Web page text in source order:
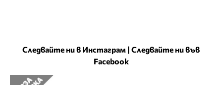
Следвайте ни в Инстаграм | Следвайте ни във
Facebook